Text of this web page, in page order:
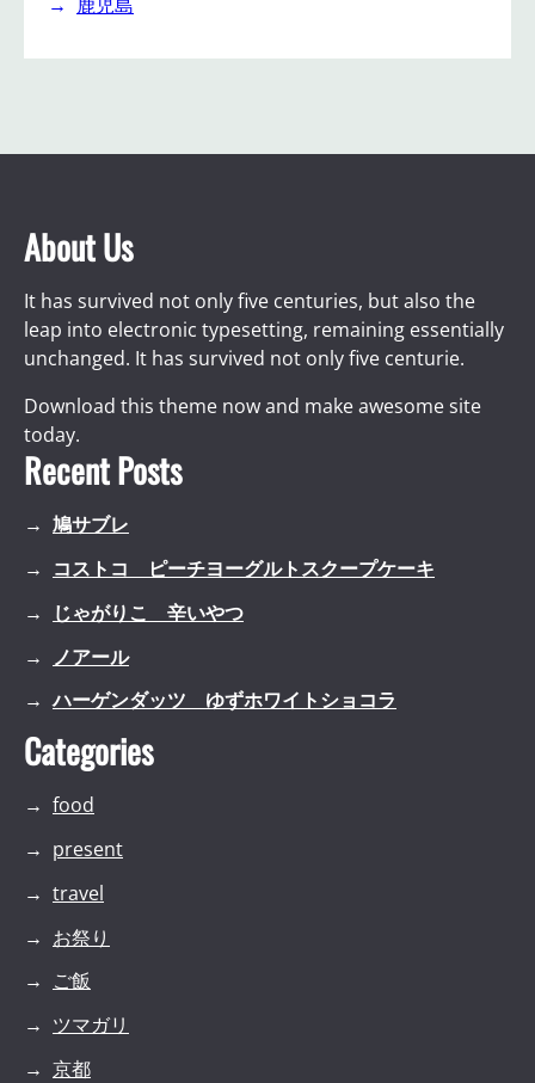
About Us
It has survived not only five centuries, but also the
leap into electronic typesetting, remaining essentially
unchanged. It has survived not only five centurie.
Download this theme now and make awesome site
today.
Recent Posts
鳩サブレ
コストコ ピーチヨーグルトスクープケーキ
じゃがりこ 辛いやつ
ノアール
ハーゲンダッツ ゆずホワイトショコラ
Categories
food
present
travel
お祭り
ご飯
ツマガリ
京都